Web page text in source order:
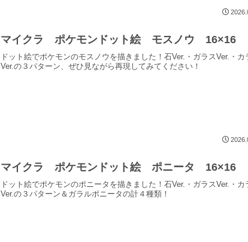
マイクラ ポケモンドット絵 モスノウ 16×16
ドット絵でポケモンのモスノウを描きました！石Ver.・ガラスVer.・カ
Ver.の３パターン、ぜひ見ながら再現してみてください！
マイクラ ポケモンドット絵 ポニータ 16×16
ドット絵でポケモンのポニータを描きました！石Ver.・ガラスVer.・カ
Ver.の３パターン＆ガラルポニータの計４種類！